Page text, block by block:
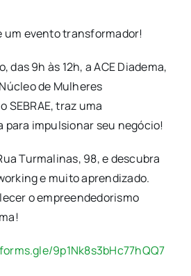
um evento transformador!
das 9h às 12h, a ACE Diadema,
de Mulheres
SEBRAE, traz uma
impulsionar seu negócio!
Turmalinas, 98, e descubra
e muito aprendizado.
o empreendedorismo
9p1Nk8s3bHc77hQQ7